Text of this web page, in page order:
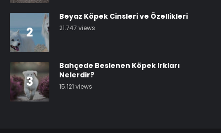
2
Beyaz Köpek Cinsleri ve Özellikleri
21.747 views
3
Bahçede Beslenen Köpek Irkları
Nelerdir?
15.121 views